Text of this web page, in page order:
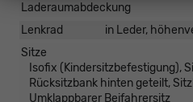
Laderaumabdeckung
Lenkrad
in Leder,
Sitze
Isofix (Kindersitzbefestigung),
Rücksitzbank hinten geteilt,
Umklappbarer Beifahrersitz